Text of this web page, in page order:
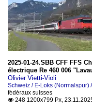
Triebzüge
(A)Beh 2/6
ABe 4/8 bzw. 4/
Wagen
Personenwagen
zb (Zentralbahn)
2025-01-24.SBB CFF FFS
électrique Re 460 006
Olivier Vietti-Violi
Schweiz / E-Loks (Normalspur)
fédéraux suisses
 248 1200x799 Px,